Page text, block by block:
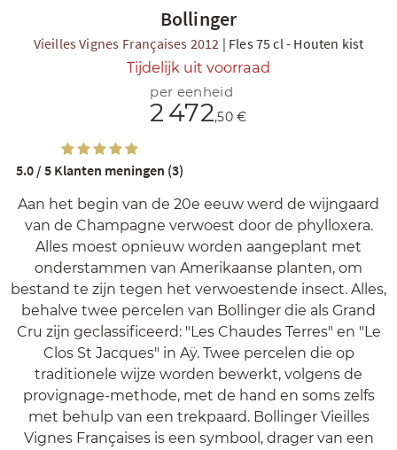
Bollinger
Vieilles Vignes Françaises 2012 | Fles 75 cl- Houten kist
Tijdelijk uit voorraad
Aan het begin van de 20e eeuw werd de wijngaard
van de Champagne verwoest door de phylloxera.
Alles moest opnieuw worden aangeplant met
onderstammen van Amerikaanse planten, om
bestand te zijn tegen het verwoestende insect. Alles,
behalve twee percelen van Bollinger die als Grand
Cru zijn geclassificeerd: "Les Chaudes Terres" en "Le
Clos St Jacques" in Aÿ. Twee percelen die op
traditionele wijze worden bewerkt, volgens de
provignage-methode, met de hand en soms zelfs
met behulp van een trekpaard. Bollinger Vieilles
Vignes Françaises is een symbool, drager van een
per eenheid
2 472,50 €
5.0 / 5Klanten meningen (3)